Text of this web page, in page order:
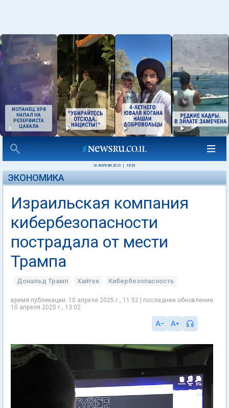
ИСПАНЕЦ ЗРЯ
НАПАЛ НА
РЕЗЕРВИСТА
ЦАХАЛА
10 АПРЕЛЯ 2025 13:51
ЭКОНОМИКА
Израильская компания
кибербезопасности
пострадала от мести
Трампа
Дональд Трамп Хайтек Кибербезопасность
время публикации: 10 апреля 2025 г., 11:52 | последнее обновление:
10 апреля 2025 г., 13:02